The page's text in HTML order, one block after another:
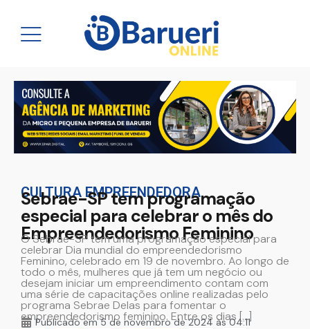
CULTURA EMPREENDEDORA
Sebrae-SP tem programação
especial para celebrar o mês do
Empreendedorismo Feminino
O Sebrae-SP tem uma programação especial para
celebrar Dia mundial do empreendedorismo
Feminino, celebrado em 19 de novembro. Ao longo de
todo o mês, mulheres que já tem um negócio ou
desejam iniciar um empreendimento contam com
uma série de capacitações online realizadas pelo
programa Sebrae Delas para fomentar o
empreendedorismo feminino. Entre os dias […]
Publicado em5 de novembro de 2024 às 04:11